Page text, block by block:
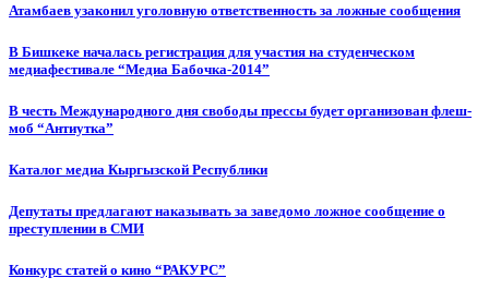
Атамбаев узаконил уголовную ответственность за ложные сообщения
В Бишкеке началась регистрация для участия на студенческом
медиафестивале “Медиа Бабочка-2014”
В честь Международного дня свободы прессы будет организован флеш-
моб “Антиутка”
Каталог медиа Кыргызской Республики
Депутаты предлагают наказывать за заведомо ложное сообщение о
преступлении в СМИ
Конкурс статей о кино “РАКУРС”